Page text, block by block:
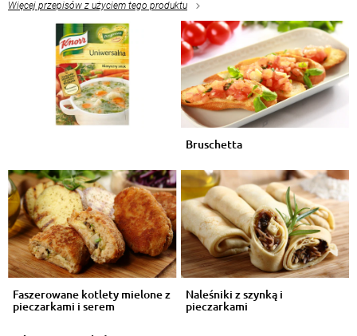
Więcej przepisów z użyciem tego produktu
Bruschetta
Faszerowane kotlety mielone z
pieczarkami i serem
Naleśniki z szynką i
pieczarkami